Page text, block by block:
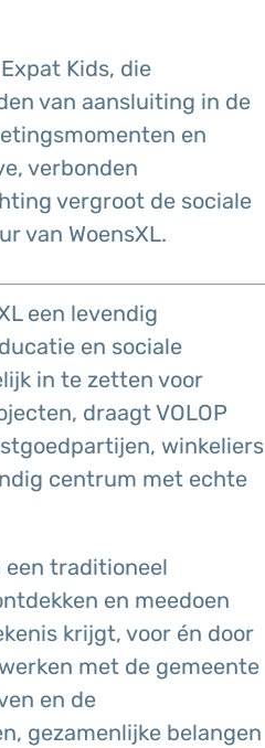
Kids, die
van aansluiting in de
en
verbonden
vergroot de sociale
van WoensXL.
een levendig
en sociale
in te zetten voor
draagt VOLOP
winkeliers
centrum met echte
een traditioneel
en meedoen
krijgt, voor én door
met de gemeente
en de
gezamenlijke belangen